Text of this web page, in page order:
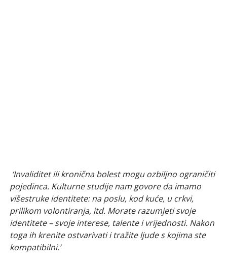
‘Invaliditet ili kronična bolest mogu ozbiljno ograničiti
pojedinca. Kulturne studije nam govore da imamo
višestruke identitete: na poslu, kod kuće, u crkvi,
prilikom volontiranja, itd. Morate razumjeti svoje
identitete – svoje interese, talente i vrijednosti. Nakon
toga ih krenite ostvarivati i tražite ljude s kojima ste
kompatibilni.’